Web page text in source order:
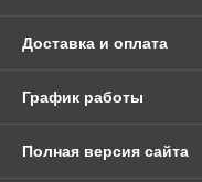
Доставка и оплата
График работы
Полная версия сайта